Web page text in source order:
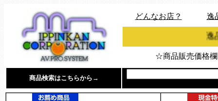
どんなお店？ 逸
逸品館は、年中無
☆商品販売価格欄
商品検索はこちらから→